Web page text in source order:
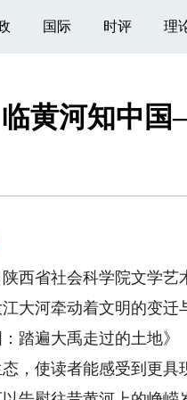
国际 时评 理
临黄河知中
省社会科学院文学艺
河牵动着文明的变迁
踏遍大禹走过的土地
，使读者能感受到更